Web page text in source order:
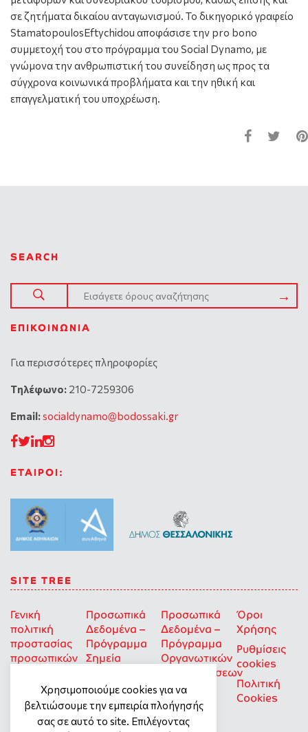
σε ζητήματα δικαίου ανταγωνισμού. Το δικηγορικό γραφείο
StamatopoulosEftychidou αποφάσισε την pro bono
συμμετοχή του στο πρόγραμμα του Social Dynamo, με
γνώμονα την ανθρωπιστική του συνείδηση ως προς τα
σύγχρονα κοινωνικά προβλήματα και την ηθική και
επαγγελματική του υποχρέωση.
SEARCH
ΕΠΙΚΟΙΝΩΝΊΑ
Για περισσότερες πληροφορίες
Tηλέφωνο: 210-7259306
Email:socialdynamo@bodossaki.gr
ΕΤΑΙΡΟΙ:
SITE TREE
Γενική
πολιτική
προστασίας
προσωπικών
Προσωπικά
Δεδομένα –
Πρόγραμμα
Σημεία
Προσωπικά
Δεδομένα –
Πρόγραμμα
Οργανωτικών
Επιχορηγήσεων
για Οκοιπ
που δρουν
για την
Όροι
Χρήσης
Ρυθμίσεις
cookies
Πολιτική
Cookies
Χρησιμοποιούμε cookies για να
βελτιώσουμε την εμπειρία πλοήγησής
σας σε αυτό το site. Επιλέγοντας